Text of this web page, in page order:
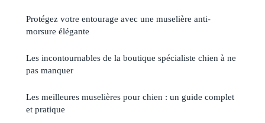
Protégez votre entourage avec une muselière anti-
morsure élégante
Les incontournables de la boutique spécialiste chien à ne
pas manquer
Les meilleures muselières pour chien : un guide complet
et pratique